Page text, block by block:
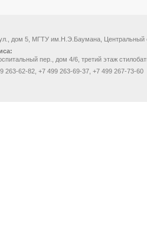
дом 5, МГТУ им.Н.Э.Баумана, Центральный
пер., дом 4/6, третий этаж
263-62-82, +7 499 263-69-37, +7 499 267-73-60